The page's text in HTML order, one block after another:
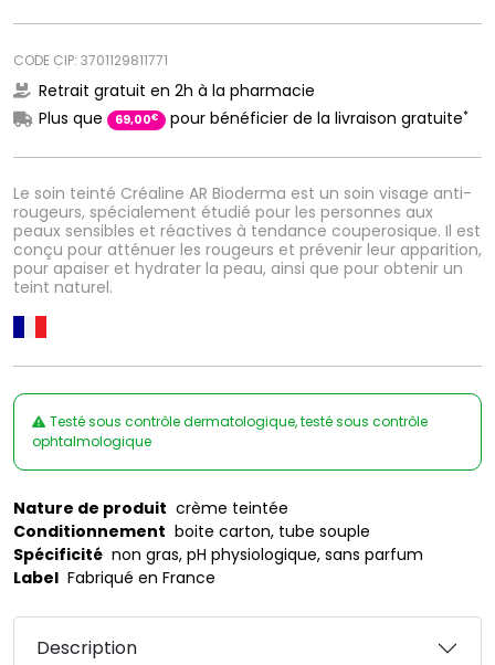
Le soin teinté Créaline AR Bioderma est un soin visage anti-
rougeurs, spécialement étudié pour les personnes aux
peaux sensibles et réactives à tendance couperosique. Il est
conçu pour atténuer les rougeurs et prévenir leur apparition,
pour apaiser et hydrater la peau, ainsi que pour obtenir un
teint naturel.
CODE CIP: 3701129811771
Retrait gratuit en 2h à la pharmacie
Plus que
69,00€ pour bénéficier de la livraison gratuite*
Testé sous contrôle dermatologique, testé sous contrôle
ophtalmologique
Nature de produit crème teintée
Conditionnement boite carton, tube souple
Spécificité non gras, pH physiologique, sans parfum
Label Fabriqué en France
Description